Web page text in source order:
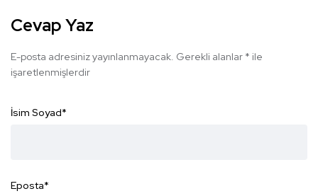
Cevap Yaz
E-posta adresiniz yayınlanmayacak. Gerekli alanlar * ile
işaretlenmişlerdir
İsim Soyad*
Eposta*